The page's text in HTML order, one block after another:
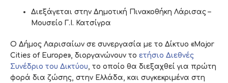
Διεξάγεται στην Δημοτική Πινακοθήκη Λάρισας –
Μουσείο Γ.Ι. Κατσίγρα
Ο Δήμος Λαρισαίων σε συνεργασία με το Δίκτυο «Major
Cities of Europe», διοργανώνουν το ετήσιο Διεθνές
Συνέδριο του Δικτύου, το οποίο θα διεξαχθεί για πρώτη
φορά δια ζώσης, στην Ελλάδα, και συγκεκριμένα στη